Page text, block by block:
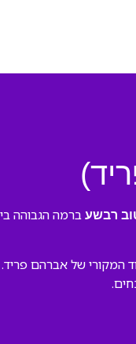
רבשע ברמה הגבוהה
של אברהם